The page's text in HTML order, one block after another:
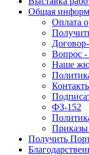
Общая
Оплата
Вопрос -
Наше
ФЗ-152
Приказы
Получить